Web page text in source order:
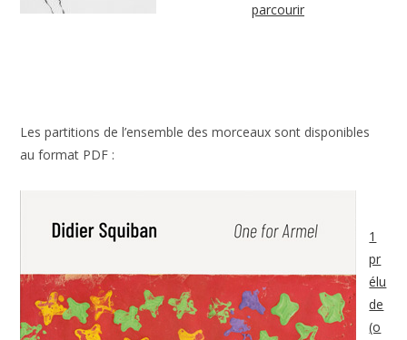
parcourir
Les partitions de l’ensemble des morceaux sont disponibles
au format PDF :
1
pr
élu
de
(o